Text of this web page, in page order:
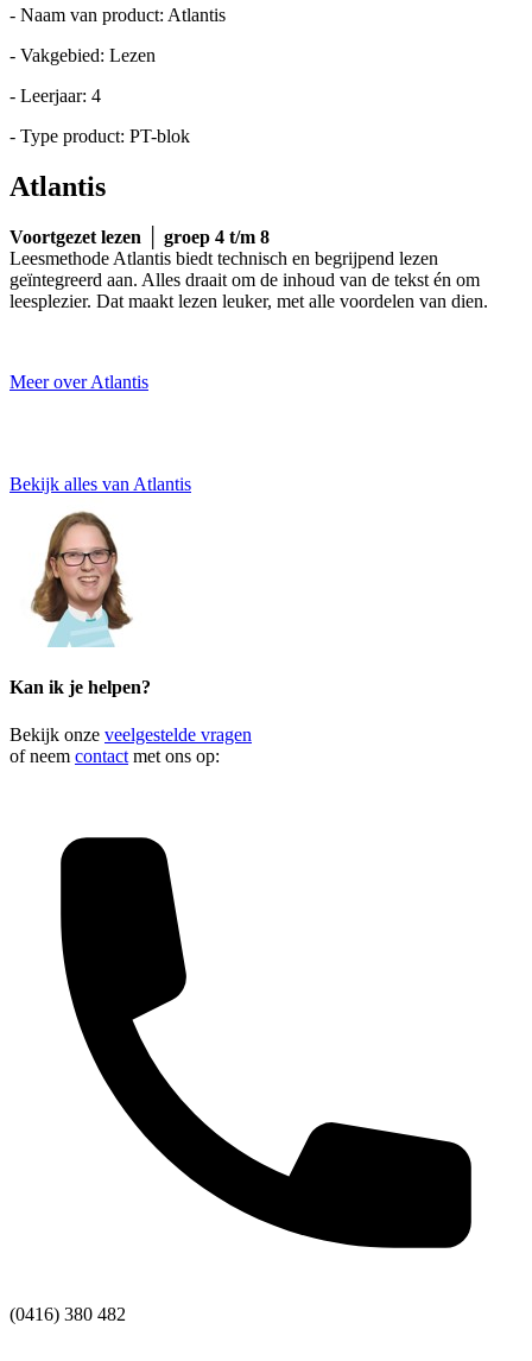
- Naam van product: Atlantis
- Vakgebied: Lezen
- Leerjaar: 4
- Type product: PT-blok
Atlantis
Voortgezet lezen │ groep 4 t/m 8
Leesmethode Atlantis biedt technisch en begrijpend lezen
geïntegreerd aan. Alles draait om de inhoud van de tekst én om
leesplezier. Dat maakt lezen leuker, met alle voordelen van dien.
Meer over Atlantis
Bekijk alles van Atlantis
Kan ik je helpen?
Bekijk onze veelgestelde vragen
of neem contact met ons op:
(0416) 380 482